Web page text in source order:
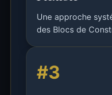
Une approche
des Blocs de
fonctions à faible
encombrement
#3